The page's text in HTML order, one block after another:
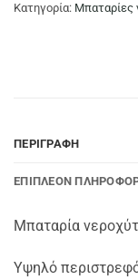
Κατηγορία: Μπαταρίες
ΠΕΡΙΓΡΑΦΉ
ΕΠΙΠΛΈΟΝ
Μπαταρία
Υψηλό